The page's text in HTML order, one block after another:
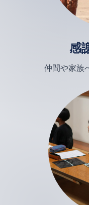
感
仲間や家族